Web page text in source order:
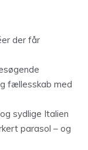
der får
fællesskab med
sydlige Italien
parasol – og